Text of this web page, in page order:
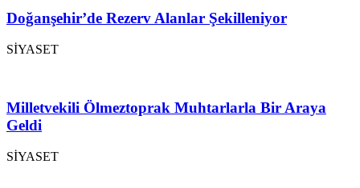
Doğanşehir’de Rezerv Alanlar Şekilleniyor
SİYASET
Milletvekili Ölmeztoprak Muhtarlarla Bir Araya
Geldi
SİYASET